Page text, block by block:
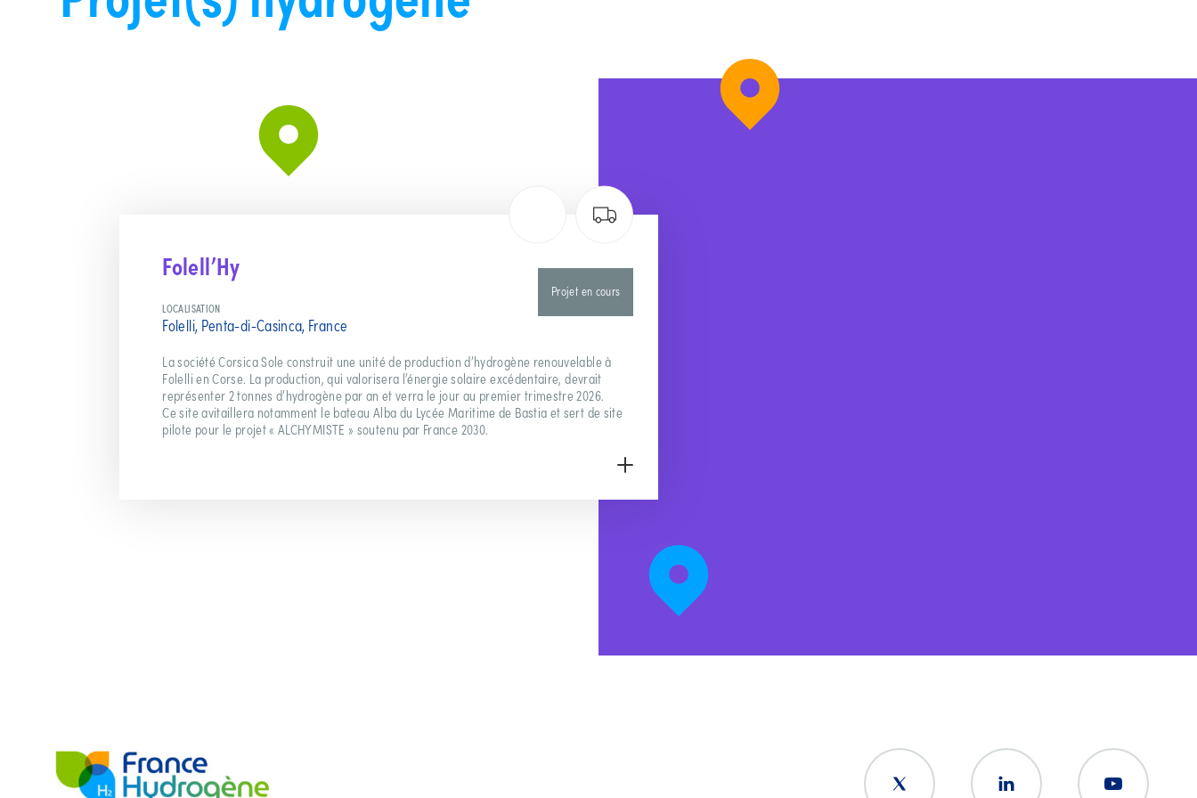
Folell’Hy
LOCALISATION
Folelli, Penta-di-Casinca, France
La société Corsica Sole construit une unité de production d’hydrogène renouvelable à
Folelli en Corse. La production, qui valorisera l’énergie solaire excédentaire, devrait
représenter 2 tonnes d’hydrogène par an et verra le jour au premier trimestre 2026.
Ce site avitaillera notamment le bateau Alba du Lycée Maritime de Bastia et sert de site
pilote pour le projet « ALCHYMISTE » soutenu par France 2030.
Projet en cours